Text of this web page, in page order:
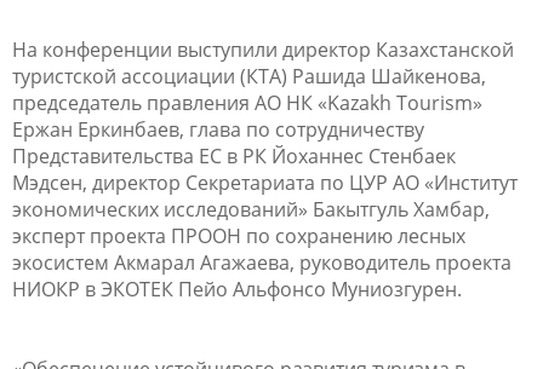
На конференции выступили директор Казахстанской
туристской ассоциации (КТА) Рашида Шайкенова,
председатель правления АО НК «Kazakh Tourism»
Ержан Еркинбаев, глава по сотрудничеству
Представительства ЕС в РК Йоханнес Стенбаек
Мэдсен, директор Секретариата по ЦУР АО «Институт
экономических исследований» Бакытгуль Хамбар,
эксперт проекта ПРООН по сохранению лесных
экосистем Акмарал Агажаева, руководитель проекта
НИОКР в ЭКОТЕК Пейо Альфонсо Муниозгурен.